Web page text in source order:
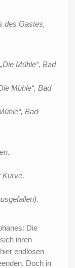
des Gastes,
Mühle“, Bad
Mühle“, Bad
Bad
Kurve,
Die
ihren
endlosen
Doch in